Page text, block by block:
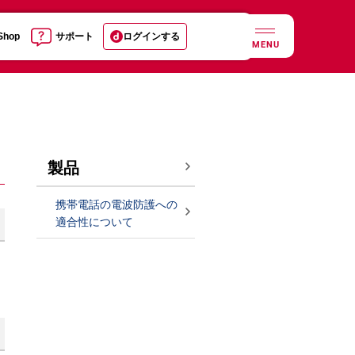
サポート ログインする
MENU
製品
携帯電話の電波防護への
適合性について